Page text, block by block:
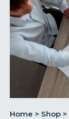
Home > Shop >